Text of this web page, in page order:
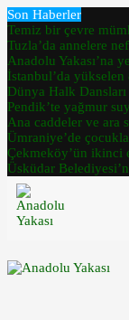
Son Haberler
Temiz bir çevre
Tuzla’da annelere
Anadolu Yakası’na
İstanbul’da yükselen
Dünya Halk Dansları
Pendik’te yağmur
Ana caddeler ve ara
Ümraniye’de
Çekmeköy’ün ikinci
Üsküdar